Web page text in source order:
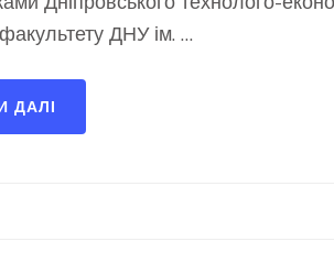
факультету ДНУ ім. …
ДАЛІ